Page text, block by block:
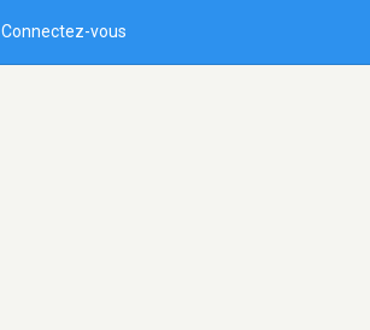
Connectez-vous